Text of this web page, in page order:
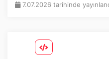
Kategoriler
7.07.2026 tarihinde